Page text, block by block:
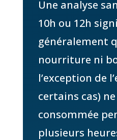
Une analyse
10h ou 12h
généralement
nourriture ni
l’exception de
certains cas)
consommée
plusieurs